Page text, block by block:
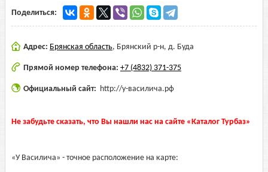
Поделиться:
Адрес: Брянская область, Брянский р-н, д. Буда
Прямой номер телефона: +7 (4832) 371-375
Официальный сайт: http://у-василича.рф
Не забудьте сказать, что Вы нашли нас на сайте «Каталог Турбаз»
«У Василича» - точное расположение на карте: